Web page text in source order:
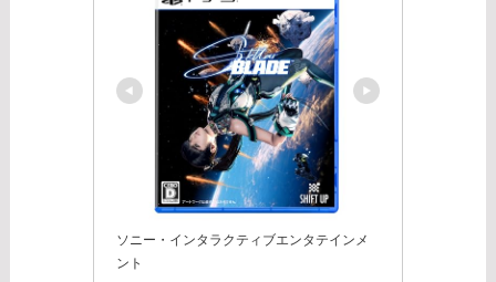
ソニー・インタラクティブエンタテインメ
ント